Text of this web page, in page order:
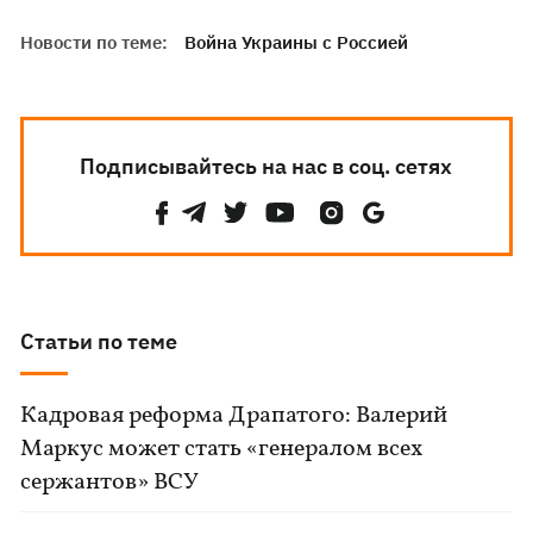
Новости по теме: Война Украины с Россией
Подписывайтесь на нас в соц. сетях
Статьи по теме
Кадровая реформа Драпатого: Валерий
Маркус может стать «генералом всех
сержантов» ВСУ